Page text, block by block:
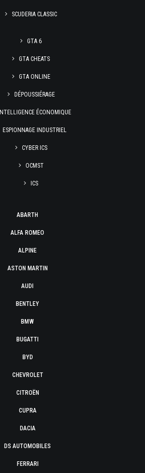
SCUDERIA CLASSIC
GTA 6
GTA CHEATS
GTA ONLINE
DÉPOUSSIÉRAGE
INTELLIGENCE ÉCONOMIQUE
ESPIONNAGE INDUSTRIEL
CYBER ICS
OCMST
ICS
ABARTH
ALFA ROMEO
ALPINE
ASTON MARTIN
AUDI
BENTLEY
BMW
BUGATTI
BYD
CHEVROLET
CITROËN
CUPRA
DACIA
DS AUTOMOBILES
FERRARI